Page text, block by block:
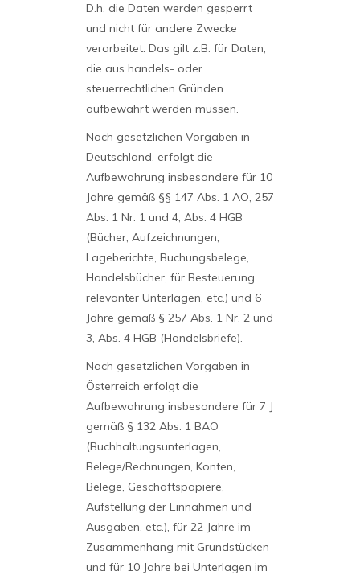
D.h. die Daten werden gesperrt
und nicht für andere Zwecke
verarbeitet. Das gilt z.B. für Daten,
die aus handels- oder
steuerrechtlichen Gründen
aufbewahrt werden müssen.
Nach gesetzlichen Vorgaben in
Deutschland, erfolgt die
Aufbewahrung insbesondere für 10
Jahre gemäß §§ 147 Abs. 1 AO, 257
Abs. 1 Nr. 1 und 4, Abs. 4 HGB
(Bücher, Aufzeichnungen,
Lageberichte, Buchungsbelege,
Handelsbücher, für Besteuerung
relevanter Unterlagen, etc.) und 6
Jahre gemäß § 257 Abs. 1 Nr. 2 und
3, Abs. 4 HGB (Handelsbriefe).
Nach gesetzlichen Vorgaben in
Österreich erfolgt die
Aufbewahrung insbesondere für 7 J
gemäß § 132 Abs. 1 BAO
(Buchhaltungsunterlagen,
Belege/Rechnungen, Konten,
Belege, Geschäftspapiere,
Aufstellung der Einnahmen und
Ausgaben, etc.), für 22 Jahre im
Zusammenhang mit Grundstücken
und für 10 Jahre bei Unterlagen im